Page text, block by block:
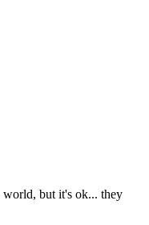
but it's ok... they